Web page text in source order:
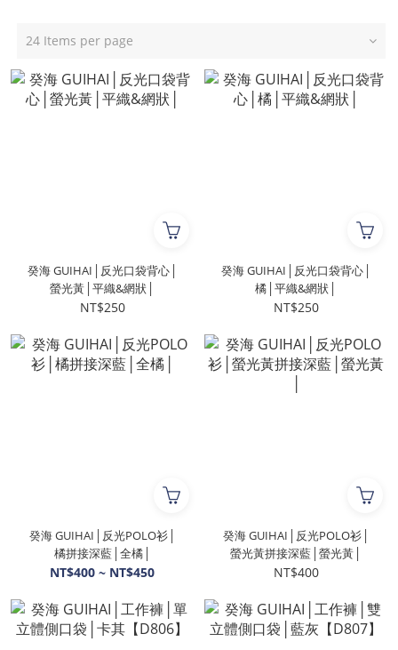
24 Items per page
癸海 GUIHAI│反光口袋背心│
螢光黃│平織&網狀│
NT$250
癸海 GUIHAI│反光口袋背心│
橘│平織&網狀│
NT$250
癸海 GUIHAI│反光POLO衫│
橘拼接深藍│全橘│
NT$400 ~ NT$450
癸海 GUIHAI│反光POLO衫│
螢光黃拼接深藍│螢光黃│
NT$400